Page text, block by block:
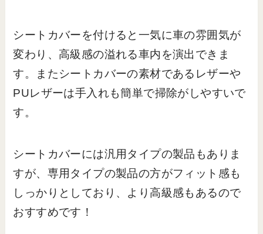
シートカバーを付けると一気に車の雰囲気が
変わり、高級感の溢れる車内を演出できま
す。またシートカバーの素材であるレザーや
PUレザーは手入れも簡単で掃除がしやすいで
す。
シートカバーには汎用タイプの製品もありま
すが、専用タイプの製品の方がフィット感も
しっかりとしており、より高級感もあるので
おすすめです！